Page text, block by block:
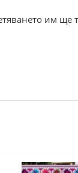
им ще